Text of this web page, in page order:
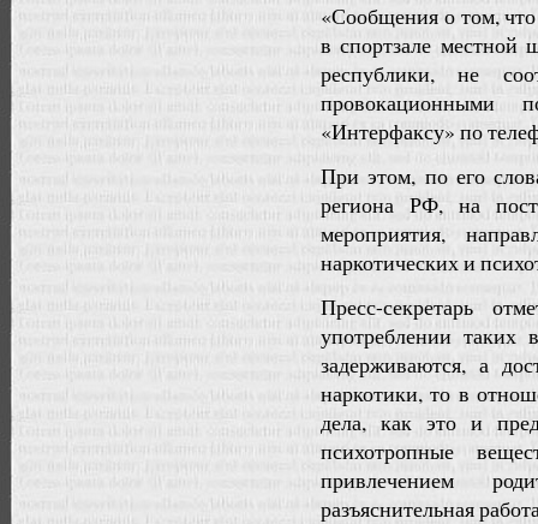
«Сообщения о том,
в спортзале местной
республики, не
«Интерфаксу» по
При этом, по его
региона РФ, на
мероприятия,
наркотических и
Пресс-секретарь
употреблении
задерживаются, а
наркотики, то в
дела, как это и
психотропные
привлечением
разъяснительная